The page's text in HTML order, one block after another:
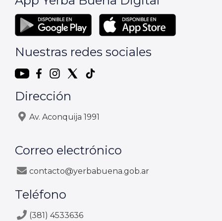
Nuestras redes sociales
Dirección
Av. Aconquija 1991
Correo electrónico
contacto@yerbabuena.gob.ar
Teléfono
(381) 4533636